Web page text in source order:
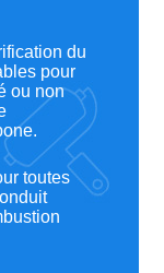
du
pour
ou non
toutes